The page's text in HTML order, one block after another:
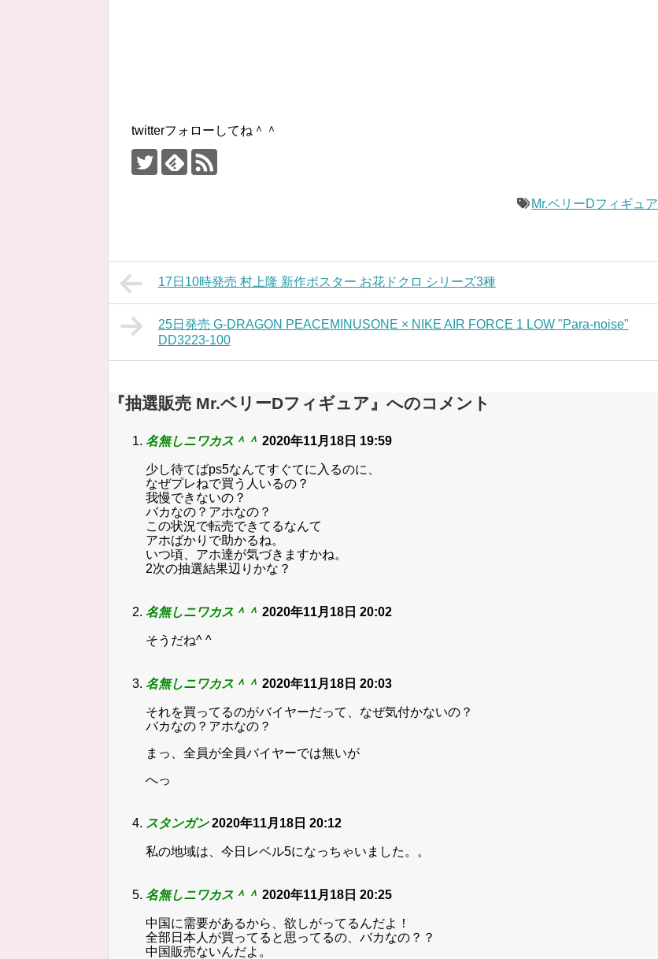
twitterフォローしてね＾＾
Mr.ベリーDフィギュア
17日10時発売 村上隆 新作ポスター お花ドクロ シリーズ3種
25日発売 G-DRAGON PEACEMINUSONE × NIKE AIR FORCE 1 LOW "Para-noise"
DD3223-100
『抽選販売 Mr.ベリーDフィギュア』へのコメント
名無しニワカス＾＾ 2020年11月18日 19:59
少し待てばps5なんてすぐてに入るのに、
なぜプレねで買う人いるの？
我慢できないの？
バカなの？アホなの？
この状況で転売できてるなんて
アホばかりで助かるね。
いつ頃、アホ達が気づきますかね。
2次の抽選結果辺りかな？
名無しニワカス＾＾ 2020年11月18日 20:02
そうだね^ ^
名無しニワカス＾＾ 2020年11月18日 20:03
それを買ってるのがバイヤーだって、なぜ気付かないの？
バカなの？アホなの？
まっ、全員が全員バイヤーでは無いが
へっ
スタンガン 2020年11月18日 20:12
私の地域は、今日レベル5になっちゃいました。。
名無しニワカス＾＾ 2020年11月18日 20:25
中国に需要があるから、欲しがってるんだよ！
全部日本人が買ってると思ってるの、バカなの？？
中国販売ないんだよ。